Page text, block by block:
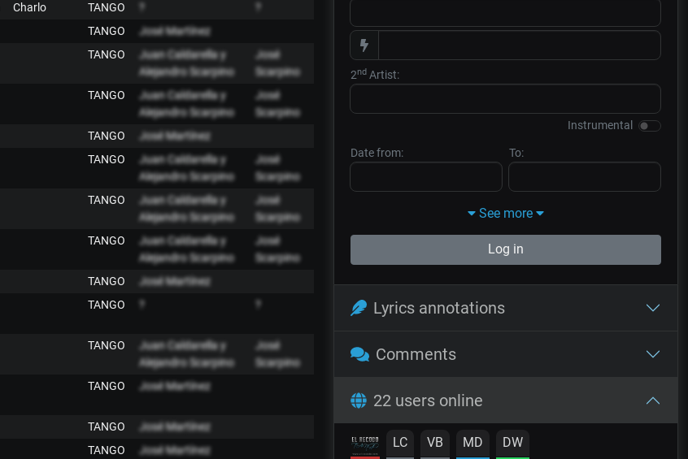
Charlo TANGO ?
?
TANGO
José Martínez
TANGO
Juan Caldarella y
Alejandro Scarpino
José
Scarpino
TANGO
Juan Caldarella y
Alejandro Scarpino
José
Scarpino
TANGO
José Martínez
TANGO
Juan Caldarella y
Alejandro Scarpino
José
Scarpino
TANGO
Juan Caldarella y
Alejandro Scarpino
José
Scarpino
TANGO
Juan Caldarella y
Alejandro Scarpino
José
Scarpino
TANGO
José Martínez
TANGO ? ?
TANGO
Juan Caldarella y
Alejandro Scarpino
José
Scarpino
TANGO José Martínez
TANGO
José Martínez
TANGO
José Martínez
2nd Artist:
Instrumental
Date from: To:
See more
Log in
Lyrics annotations
Comments
22 users online
LC VB MD DW